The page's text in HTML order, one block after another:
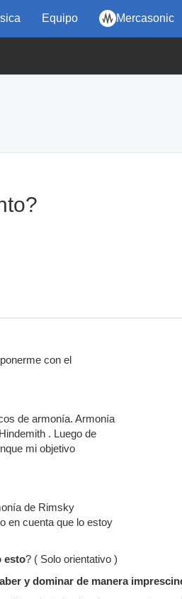
Equipo Mercasonic
con el
de armonía. Armonía
. Luego de
mi objetivo
de Rimsky
en cuenta que lo estoy
esto? ( Solo orientativo )
y dominar de manera